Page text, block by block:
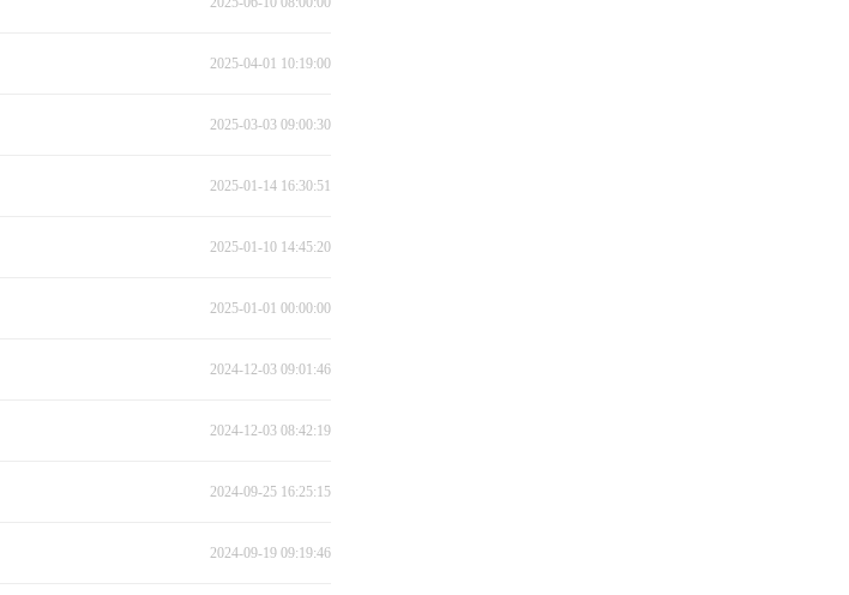
2025-04-01 10:19:00
2025-03-03 09:00:30
2025-01-14 16:30:51
2025-01-10 14:45:20
2025-01-01 00:00:00
2024-12-03 09:01:46
2024-12-03 08:42:19
2024-09-25 16:25:15
2024-09-19 09:19:46